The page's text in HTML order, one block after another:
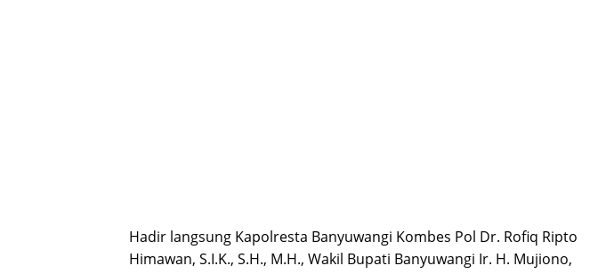
Hadir langsung Kapolresta Banyuwangi Kombes Pol Dr. Rofiq Ripto
Himawan, S.I.K., S.H., M.H., Wakil Bupati Banyuwangi Ir. H. Mujiono,